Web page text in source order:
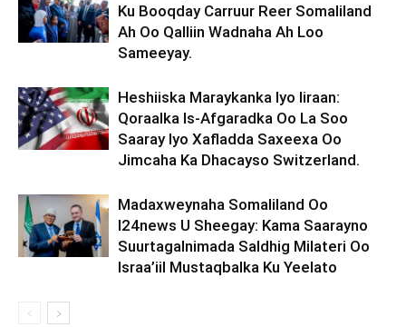
Ku Booqday Carruur Reer Somaliland
Ah Oo Qalliin Wadnaha Ah Loo
Sameeyay.
Heshiiska Maraykanka Iyo Iiraan:
Qoraalka Is-Afgaradka Oo La Soo
Saaray Iyo Xafladda Saxeexa Oo
Jimcaha Ka Dhacayso Switzerland.
Madaxweynaha Somaliland Oo
I24news U Sheegay: Kama Saarayno
Suurtagalnimada Saldhig Milateri Oo
Israa’iil Mustaqbalka Ku Yeelato